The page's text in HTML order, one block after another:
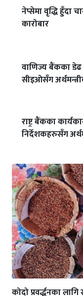
नेप्सेमा वृद्धि हुँदा
कारोबार
वाणिज्य बैंकका डेढ
सीइओसँग
राष्ट्र बैंकका
निर्देशकहरुसँग
कोदो प्रवर्द्धनका